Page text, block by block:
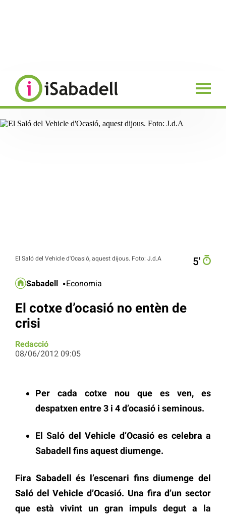
El Saló del Vehicle d'Ocasió, aquest dijous. Foto: J.d.A 5′
Sabadell Economia
El cotxe d’ocasió no entèn de
crisi
Redacció
08/06/2012 09:05
Per cada cotxe nou que es ven, es
despatxen entre 3 i 4 d’ocasió i seminous.
El Saló del Vehicle d’Ocasió es celebra a
Sabadell fins aquest diumenge.
Fira Sabadell és l’escenari fins diumenge del
Saló del Vehicle d’Ocasió. Una fira d’un sector
que està vivint un gran impuls degut a la